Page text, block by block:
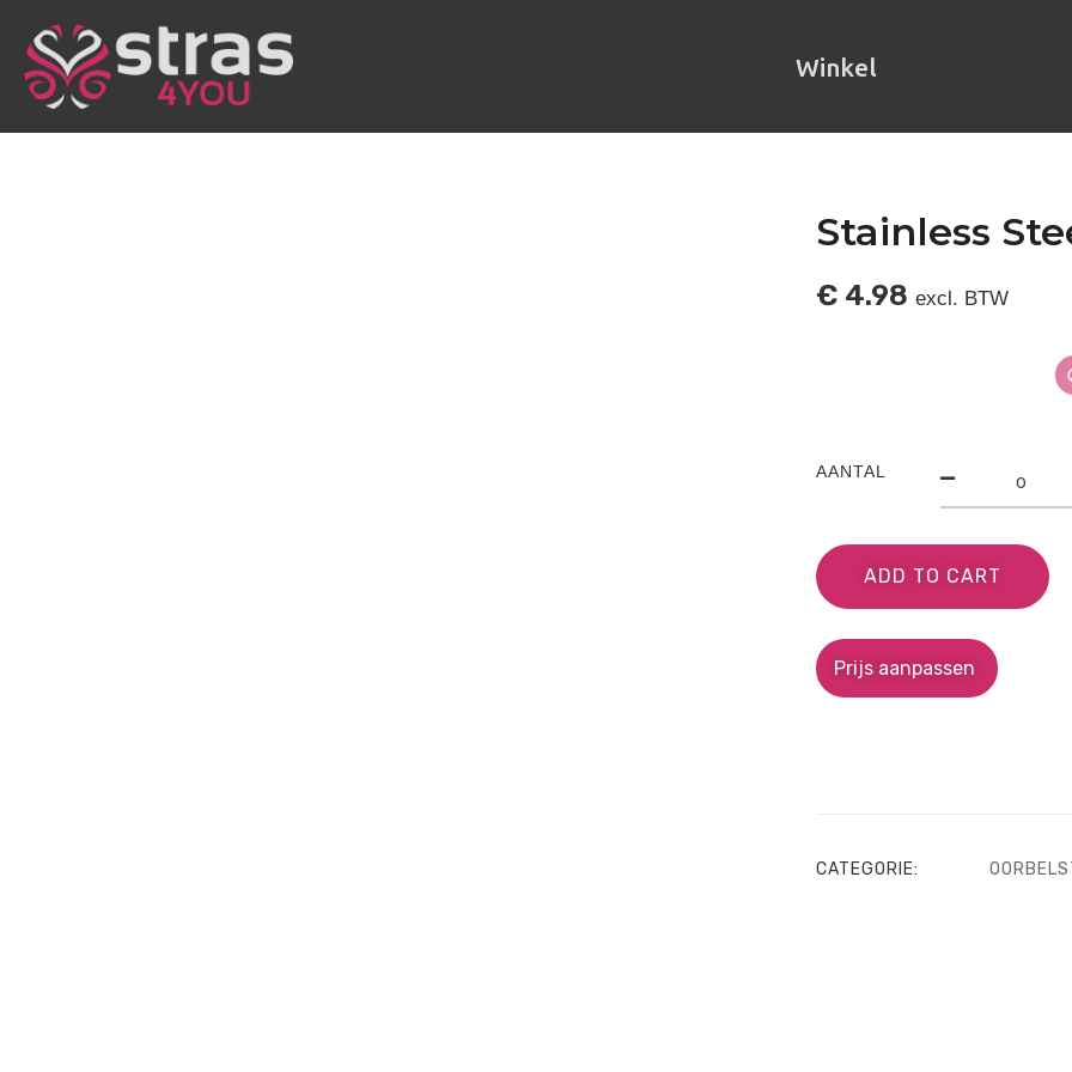
Winkel
Stainless
€ 4.98 excl. BTW
AANTAL
ADD TO CART
Prijs aanpassen
CATEGORIE: